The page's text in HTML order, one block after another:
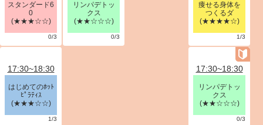
スタンダード6
0
(★★★☆☆)
0/3
リンパデトッ
クス
(★★☆☆☆)
0/3
痩せる身体を
つくるダ
(★★★★☆)
1/3
17:30~18:30
はじめてのﾎｯﾄ
ﾋﾟﾗﾃｨｽ
(★★★☆☆)
1/3
17:30~18:30
リンパデトッ
クス
(★★☆☆☆)
0/3